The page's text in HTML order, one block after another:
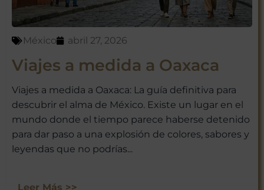
México abril 27, 2026
Viajes a medida a Oaxaca
Viajes a medida a Oaxaca: La guía definitiva para
descubrir el alma de México. Existe un lugar en el
mundo donde el tiempo parece haberse detenido
para dar paso a una explosión de colores, sabores y
leyendas que no podrías...
Leer Más >>